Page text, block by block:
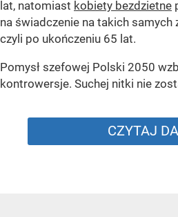
lat, natomiast kobiety bezdzietne
na świadczenie na takich samych
czyli po ukończeniu 65 lat.
Pomysł szefowej Polski 2050
kontrowersje. Suchej nitki nie
CZYTAJ